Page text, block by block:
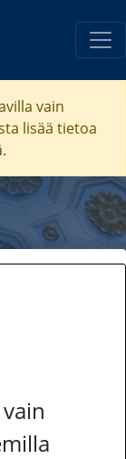
vain
lisää tietoa